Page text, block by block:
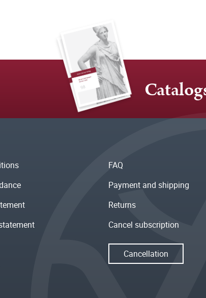
FAQ
Payment and shipping
Returns
Cancel subscription
Cancellation